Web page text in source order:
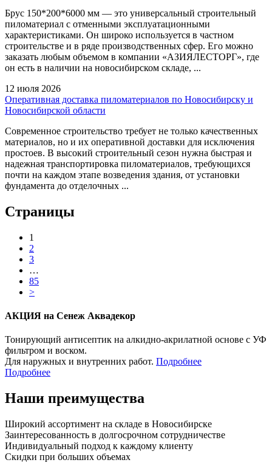
Брус 150*200*6000 мм — это универсальный строительный
пиломатериал с отменными эксплуатационными
характеристиками. Он широко используется в частном
строительстве и в ряде производственных сфер. Его можно
заказать любым объемом в компании «АЗИЯЛЕСТОРГ», где
он есть в наличии на новосибирском складе, ...
12 июля 2026
Оперативная доставка пиломатериалов по Новосибирску и
Новосибирской области
Современное строительство требует не только качественных
материалов, но и их оперативной доставки для исключения
простоев. В высокий строительный сезон нужна быстрая и
надежная транспортировка пиломатериалов, требующихся
почти на каждом этапе возведения здания, от установки
фундамента до отделочных ...
Страницы
1
2
3
…
85
>
АКЦИЯ на Сенеж Аквадекор
Тонирующий антисептик на алкидно-акрилатной основе с УФ
фильтром и воском.
Для наружных и внутренних работ. Подробнее
Подробнее
Наши преимущества
Широкий ассортимент на складе в Новосибирске
Заинтересованность в долгосрочном сотрудничестве
Индивидуальный подход к каждому клиенту
Скидки при больших объемах